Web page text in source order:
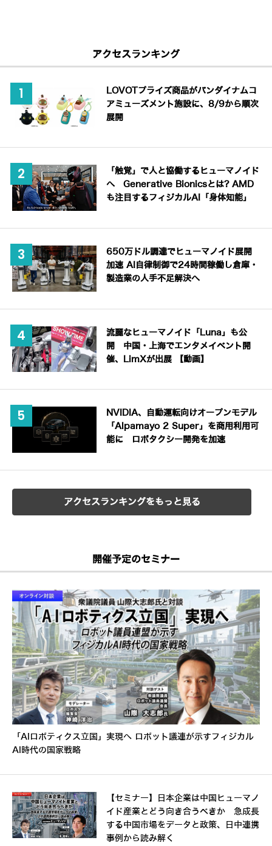
アクセスランキング
LOVOTプライズ商品がバンダイナムコ
アミューズメント施設に、8/9から順次
展開
「触覚」で人と協働するヒューマノイド
へ Generative Bionicsとは? AMD
も注目するフィジカルAI「身体知能」
650万ドル調達でヒューマノイド展開
加速 AI自律制御で24時間稼働し倉庫・
製造業の人手不足解決へ
流麗なヒューマノイド「Luna」も公
開 中国・上海でエンタメイベント開
催、LimXが出展 【動画】
NVIDIA、自動運転向けオープンモデル
「Alpamayo 2 Super」を商用利用可
能に ロボタクシー開発を加速
アクセスランキングをもっと見る
開催予定のセミナー
「AIロボティクス立国」実現へ ロボット議連が示すフィジカル
AI時代の国家戦略
【セミナー】日本企業は中国ヒューマノ
イド産業とどう向き合うべきか 急成長
する中国市場をデータと政策、日中連携
事例から読み解く